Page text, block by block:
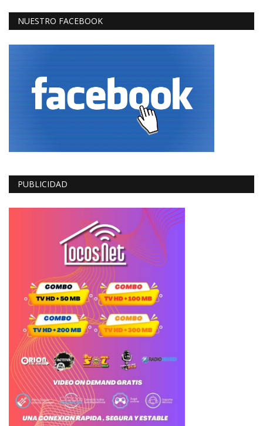
NUESTRO FACEBOOK
PUBLICIDAD